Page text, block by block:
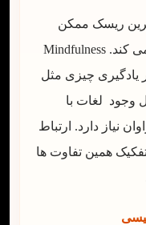
ریسک ممکن
برای رسیدن به بهترین نتیجه تلاش می کند. Mindfulness
یادگیری چیزی مثل
وجود لغات با
نیاز دارد. ارتباط
همین تفاوت ها